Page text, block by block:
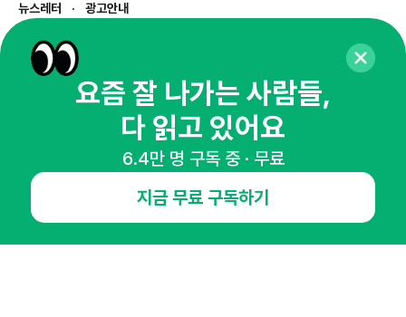
뉴스레터
광고안내
경기도 성남시 분당구 대왕판교로645번길 16
사업자등록번호 : 144-81-27690(
통신판매업신고번호 : 2014-경기성남-1023
호스팅서비스사업자 : 오픈애즈
1800-2198
openads@openads.co.kr
이용약관
instagramthreadkakaotalk
요즘 잘 나가는 사람들,
다 읽고 있어요
6.4만 명 구독 중 · 무료
지금 무료 구독하기